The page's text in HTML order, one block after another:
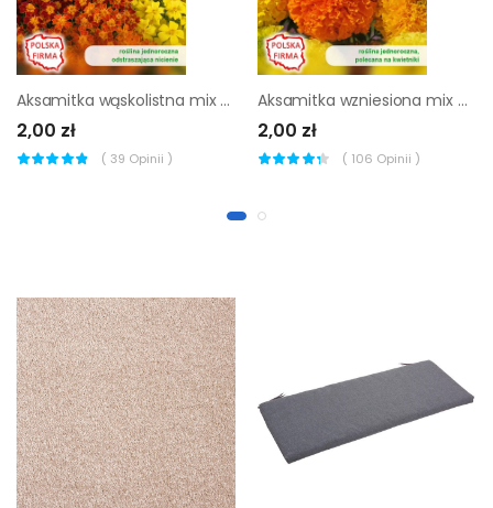
Aksamitka wąskolistna mix nasiona tradycyjne W.Legutko
2,00 zł
( 39 Opinii )
Aksamitka wzniesiona mix nasiona tradycyjne W.Legutko
2,00 zł
( 106 Opinii )